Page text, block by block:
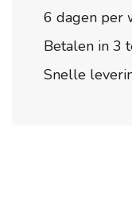
6 dagen per
Betalen in 3
Snelle